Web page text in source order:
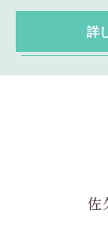
詳
佐